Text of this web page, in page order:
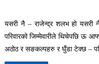
यसरी नै – राजेन्द्र शलभ हो यसरी नै
परिवारको जिम्मेवारीले थिचेपछि ऊ
अठोठ र सङकल्पहरु र घुँडा टेक्छ –